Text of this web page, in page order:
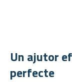
Un ajutor
perfecte